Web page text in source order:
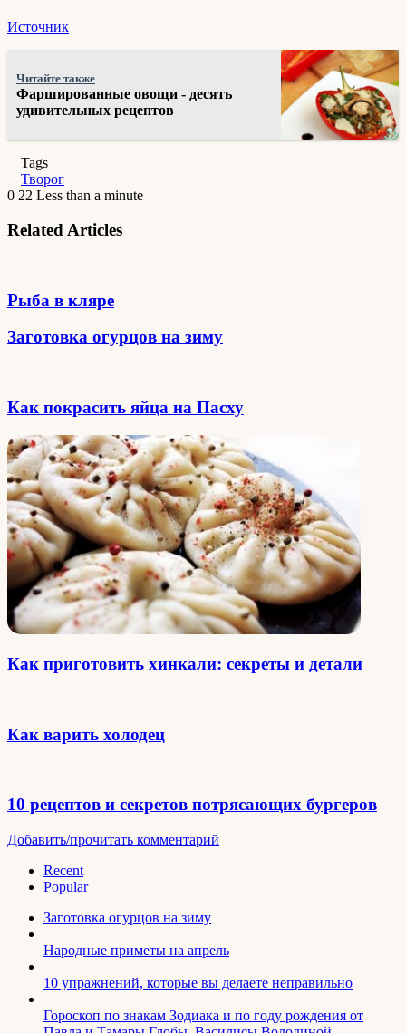
Источник
Читайте также
Фаршированные овощи - десять
удивительных рецептов
Tags
Творог
0 22 Less than a minute
Related Articles
Рыба в кляре
Заготовка огурцов на зиму
Как покрасить яйца на Пасху
Как приготовить хинкали: секреты и детали
Как варить холодец
10 рецептов и секретов потрясающих бургеров
Добавить/прочитать комментарий
Recent
Popular
Заготовка огурцов на зиму
Народные приметы на апрель
10 упражнений, которые вы делаете неправильно
Гороскоп по знакам Зодиака и по году рождения от